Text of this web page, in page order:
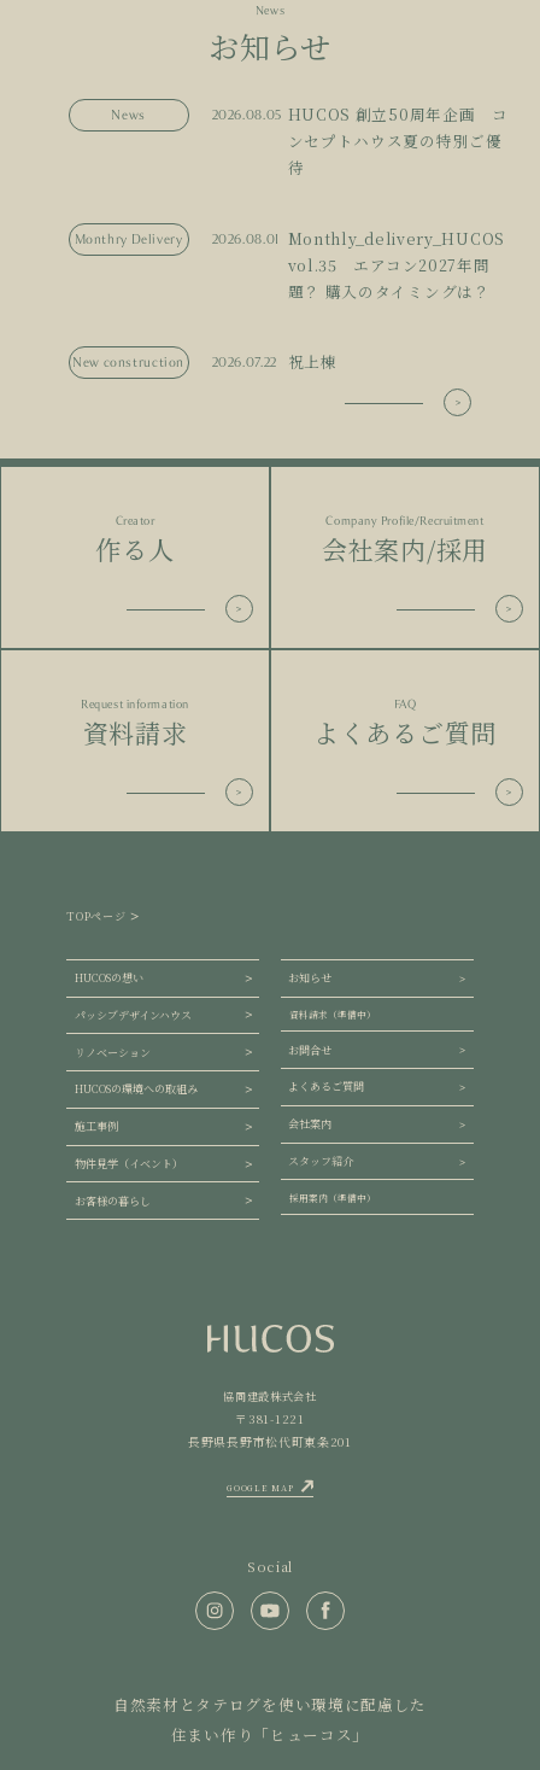
News
お知らせ
News 2026.08.05 HUCOS 創立50周年企画 コ
ンセプトハウス夏の特別ご優
待
Monthry Delivery 2026.08.01
Monthly_delivery_HUCOS
vol.35 エアコン2027年問
題？ 購入のタイミングは？
New construction 2026.07.22 祝上棟
Creator
作る人
Company Profile/Recruitment
会社案内/採用
Request information
資料請求
FAQ
よくあるご質問
協同建設株式会社
〒381-1221
長野県長野市松代町東条201
GOOGLE MAP
Social
TOPページ
HUCOSの想い
パッシブデザインハウス
リノベーション
HUCOSの環境への取組み
施工事例
物件見学（イベント）
お客様の暮らし
お知らせ
資料請求（準備中）
お問合せ
よくあるご質問
会社案内
スタッフ紹介
採用案内（準備中）
自然素材とタテログを使い環境に配慮した
住まい作り「ヒューコス」